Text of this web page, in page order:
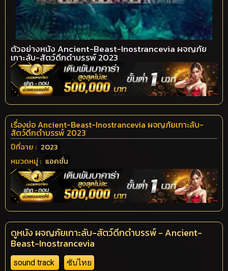
ตัวอย่างหนัง Ancient-Beast-Inostrancevia ผจญภัย
เกาะลับ-สัตว์ดึกดำบรรพ์ 2023
เรื่องย่อ Ancient-Beast-Inostrancevia ผจญภัยเกาะลับ-
สัตว์ดึกดำบรรพ์ 2023
ปีที่ฉาย : 2023
หมวดหมู่ : แอคชั่น
ดูหนัง ผจญภัยเกาะลับ-สัตว์ดึกดำบรรพ์ - Ancient-
Beast-Inostrancevia
sound track ซับไทย